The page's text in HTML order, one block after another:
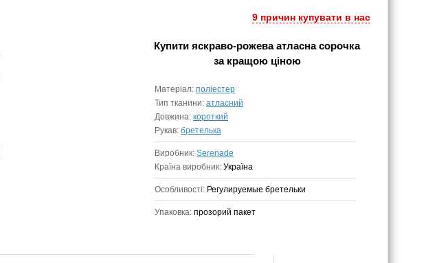
9 причин купувати в нас
Купити яскраво-рожева атласна сорочка
за кращою ціною
Матеріал: поліестер
Тип тканини: атласний
Довжина: короткий
Рукав: бретелька
Виробник: Serenade
Країна виробник: Україна
Особливості: Регулируемые бретельки
Упаковка: прозорий пакет